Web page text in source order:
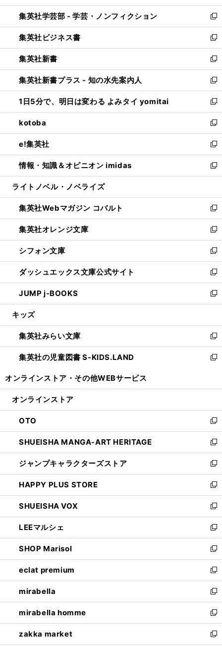
開
く
ウ
で
開
く
ン
ド
ウ
で
開
く
ウ
ィ
ン
ド
ウ
で
開
く
集英社学芸部 - 学芸・ノンフィクション
新
し
い
ウ
ィ
ン
ド
ウ
で
開
く
集英社ビジネス書
新
し
い
ウ
ィ
ン
ド
ウ
で
開
く
集英社新書
新
し
い
ウ
ィ
ン
ド
ウ
で
開
く
集英社新書プラス - 知の水先案内人
新
し
い
ウ
ィ
ン
ド
ウ
で
開
1日5分で、明日は変わる よみタイ yomitai
新
し
い
ウ
ィ
ン
ド
ウ
開
く
kotoba
新
し
い
ウ
ィ
ン
ウ
で
開
く
e!集英社
新
し
い
ウ
ン
ド
ウ
で
開
く
情報・知識＆オピニオン imidas
新
し
ウ
ィ
ン
ド
ウ
で
開
く
ライトノベル・ノベライズ
集英社Webマガジン コバルト
新
し
い
ウ
ィ
ン
ド
ウ
で
開
集英社オレンジ文庫
新
し
い
ウ
ィ
ン
ド
ウ
開
く
シフォン文庫
新
し
い
ウ
ィ
ン
ウ
で
開
く
ダッシュエックス文庫公式サイト
新
し
い
ウ
ン
ド
ウ
で
JUMP j-BOOKS
新
し
ウ
ィ
ン
ド
開
キッズ
集英社みらい文庫
新
し
い
ン
ウ
で
開
く
集英社の児童図書 S-KIDS.LAND
新
ウ
ン
ド
ウ
で
開
く
オンラインストア・ その他WEBサービス
オンラインストア
OTO
新
し
い
ウ
ィ
ン
ド
ウ
で
開
く
SHUEISHA MANGA-ART HERITAGE
新
し
い
ウ
ィ
ン
ド
ウ
で
開
く
ジャンプキャラクターズストア
新
し
い
ウ
ィ
ン
ド
ウ
で
開
く
HAPPY PLUS STORE
新
し
い
ウ
ィ
ン
ド
ウ
で
開
く
SHUEISHA VOX
新
し
い
ウ
ィ
ン
ド
ウ
で
開
く
LEEマルシェ
新
し
い
ウ
ィ
ン
ド
ウ
で
開
く
SHOP Marisol
新
し
い
ウ
ィ
ン
ド
ウ
で
eclat premium
新
し
い
ウ
ィ
ン
ド
mirabella
新
し
い
ウ
ィ
mirabella homme
新
し
い
zakka market
新